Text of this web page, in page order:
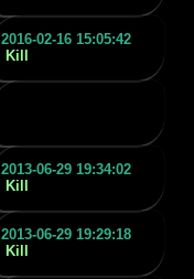
2016-02-16 15:05:42
Kill
2013-06-29 19:34:02
Kill
2013-06-29 19:29:18
Kill